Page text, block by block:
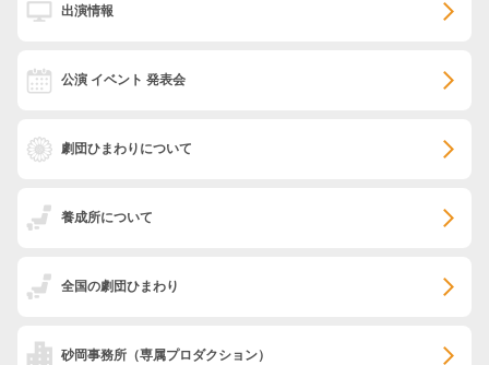
出演情報
公演 イベント 発表会
劇団ひまわりについて
養成所について
全国の劇団ひまわり
砂岡事務所 （専属プロダクション）